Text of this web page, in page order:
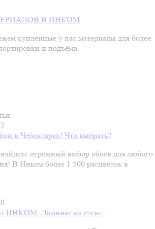
В ИНКОМ
купленные у нас материалы для более
и подъёма.
в Чебоксарах! Что выбрать?
огромный выбор обоев для любого
В Инком более 1 500 расцветок в
ИНКОМ. Ламинат на стене